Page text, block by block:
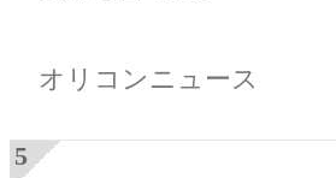
オリコンニュース